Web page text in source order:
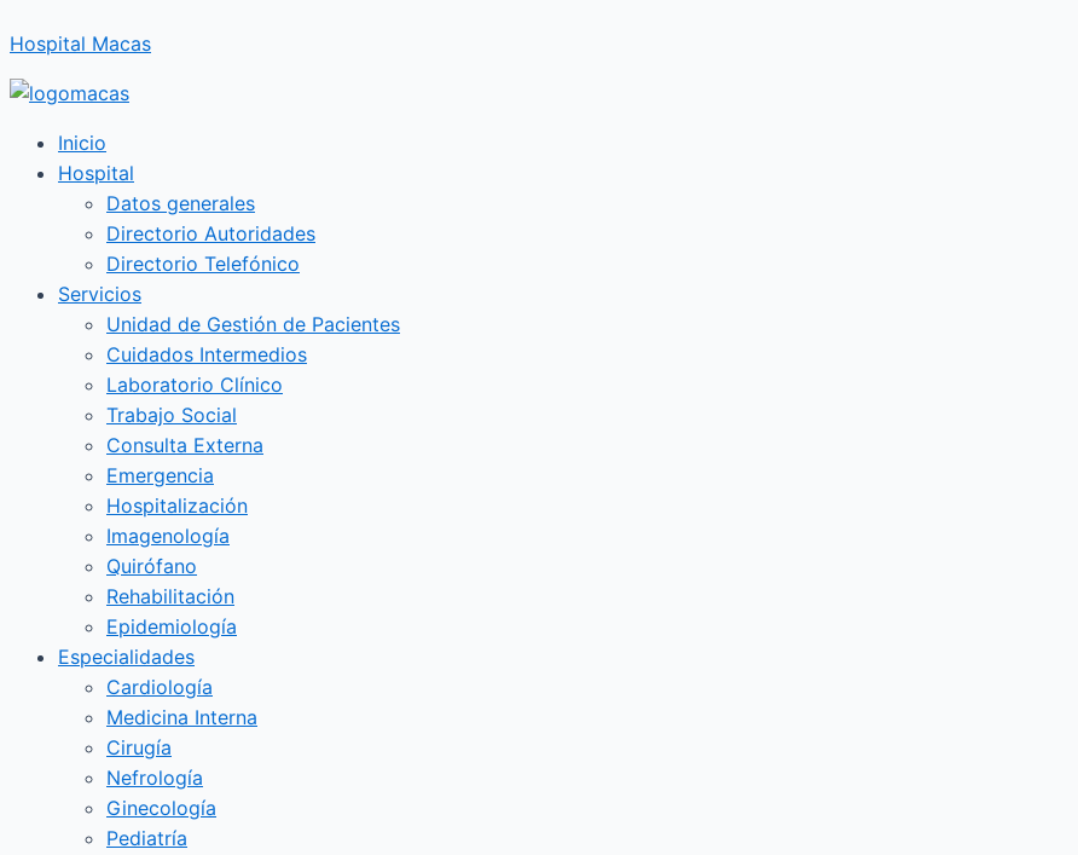
al
contenido
Hospital Macas
Inicio
Hospital
Datos generales
Directorio Autoridades
Directorio Telefónico
Servicios
Unidad de Gestión de Pacientes
Cuidados Intermedios
Laboratorio Clínico
Trabajo Social
Consulta Externa
Emergencia
Hospitalización
Imagenología
Quirófano
Rehabilitación
Epidemiología
Especialidades
Cardiología
Medicina Interna
Cirugía
Nefrología
Ginecología
Pediatría